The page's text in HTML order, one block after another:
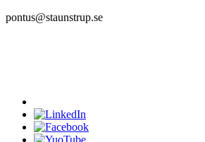
pontus@staunstrup.se